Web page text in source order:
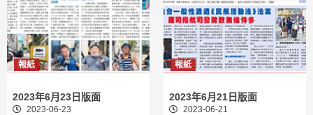
報紙
2023年6月23日版面
2023-06-23
報紙
2023年6月21日版面
2023-06-21